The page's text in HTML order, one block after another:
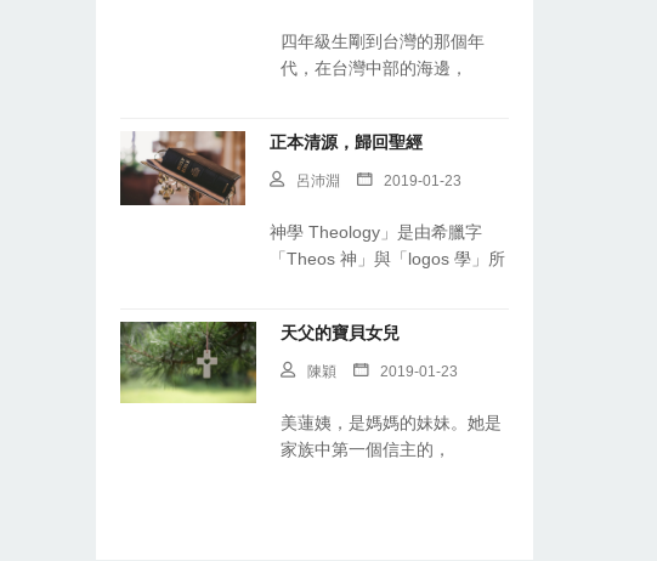
四年級生剛到台灣的那個年
代，在台灣中部的海邊，
正本清源，歸回聖經
呂沛淵 2019-01-23
神學 Theology」是由希臘字
「Theos 神」與「logos 學」所
天父的寶貝女兒
陳穎 2019-01-23
美蓮姨，是媽媽的妹妹。她是
家族中第一個信主的，